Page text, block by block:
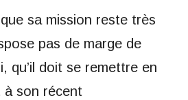
sa mission reste très
pas de marge de
qu’il doit se remettre en
à son récent